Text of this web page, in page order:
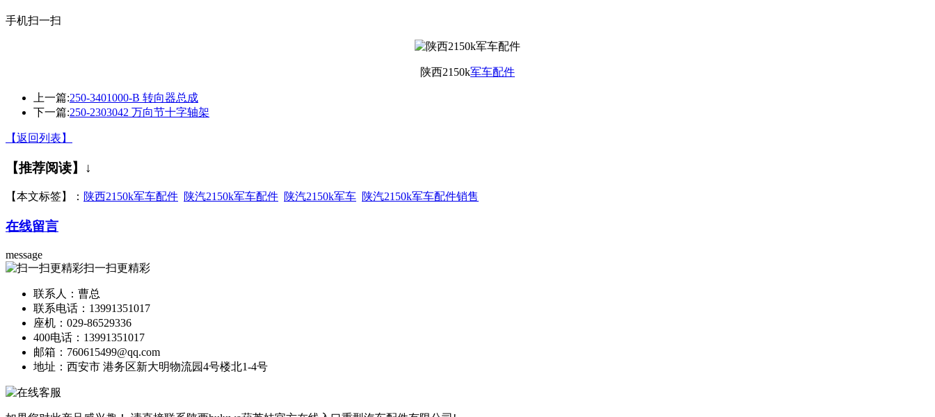
手机扫一扫
陕西2150k军车配件
上一篇:250-3401000-B 转向器总成
下一篇:250-2303042 万向节十字轴架
【返回列表】
【推荐阅读】↓
【本文标签】： 陕西2150k军车配件 陕汽2150k军车配件 陕汽2150k军车 陕汽2150k军车配件销售
在线留言
message
扫一扫更精彩
联系人：曹总
联系电话：13991351017
座机：029-86529336
400电话：13991351017
邮箱：760615499@qq.com
地址：西安市 港务区新大明物流园4号楼北1-4号